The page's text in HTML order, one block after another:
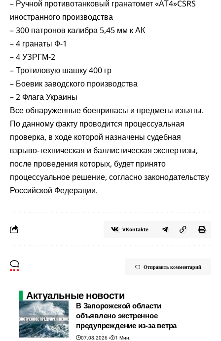
– Ручной противотанковый гранатомет «АТ4»CSRS
иностранного производства
– 300 патронов калибра 5,45 мм к АК
– 4 гранаты Ф-1
– 4 УЗРГМ-2
– Тротиловую шашку 400 гр
– Боевик заводского производства
– 2 Флага Украины
Все обнаруженные боеприпасы и предметы изъяты.
По данному факту проводится процессуальная
проверка, в ходе которой назначены судебная
взрыво-техническая и баллистическая экспертизы,
после проведения которых, будет принято
процессуальное решение, согласно законодательству
Российской Федерации.
VKontakte
Отправить комментарий
Актуальные новости
В Запорожской области
объявлено экстренное
предупреждение из-за ветра
07.08.2026
1 Мин.